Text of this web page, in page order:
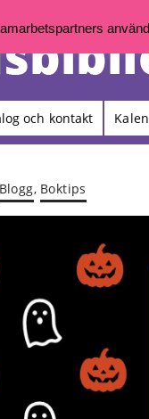
och kontakt
Blogg, Boktips